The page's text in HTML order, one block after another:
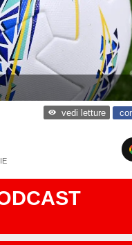
vedi letture